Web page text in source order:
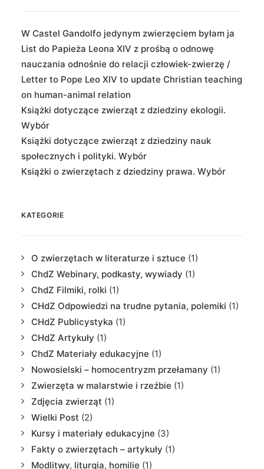
W Castel Gandolfo jedynym zwierzęciem byłam ja
List do Papieża Leona XIV z prośbą o odnowę
nauczania odnośnie do relacji człowiek-zwierzę /
Letter to Pope Leo XIV to update Christian teaching
on human-animal relation
Książki dotyczące zwierząt z dziedziny ekologii.
Wybór
Książki dotyczące zwierząt z dziedziny nauk
społecznych i polityki. Wybór
Książki o zwierzętach z dziedziny prawa. Wybór
KATEGORIE
O zwierzętach w literaturze i sztuce (1)
ChdZ Webinary, podkasty, wywiady (1)
ChdZ Filmiki, rolki (1)
CHdZ Odpowiedzi na trudne pytania, polemiki (1)
CHdZ Publicystyka (1)
CHdZ Artykuły (1)
ChdZ Materiały edukacyjne (1)
Nowosielski – homocentryzm przełamany (1)
Zwierzęta w malarstwie i rzeźbie (1)
Zdjęcia zwierząt (1)
Wielki Post (2)
Kursy i materiały edukacyjne (3)
Fakty o zwierzętach – artykuły (1)
Modlitwy, liturgia, homilie (1)